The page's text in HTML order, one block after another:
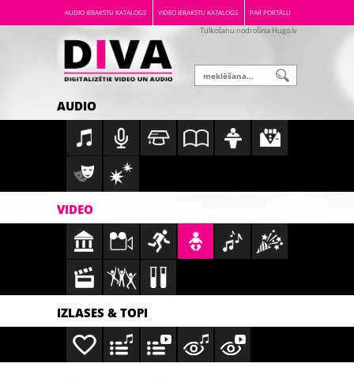
AUDIO IERAKSTU KATALOGS VIDEO IERAKSTU KATALOGS PAR PORTĀLU
Tulkošanu nodrošina Hugo.lv
AUDIO
VIDEO
IZLASES & TOPI